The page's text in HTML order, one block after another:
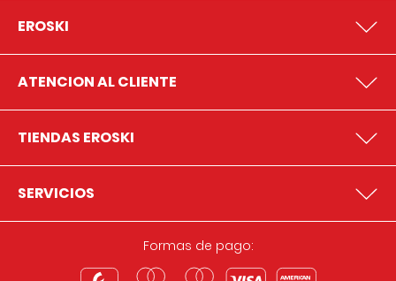
EROSKI
ATENCION AL CLIENTE
TIENDAS EROSKI
SERVICIOS
Formas de pago: